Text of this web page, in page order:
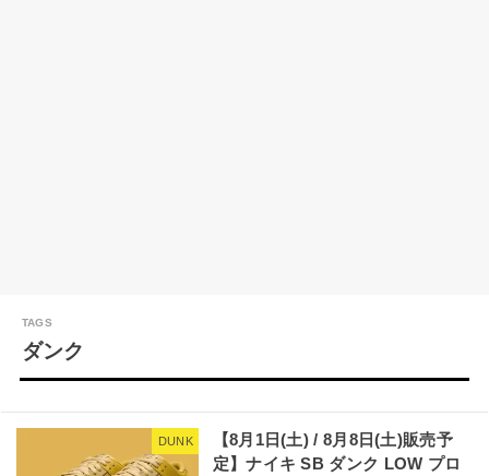
ダンク
DUNK
【8月1日(土) / 8月8日(土)販売予
定】ナイキ SB ダンク LOW プロ